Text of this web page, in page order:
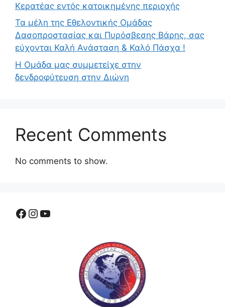
Κερατέας εντός κατοικημένης περιοχής
Τα μέλη της Εθελοντικής Ομάδας
Δασοπροστασίας και Πυρόσβεσης Βάρης, σας
εύχονται Καλή Ανάσταση & Καλό Πάσχα !
Η Ομάδα μας συμμετείχε στην
δενδροφύτευση στην Διώνη
Recent Comments
No comments to show.